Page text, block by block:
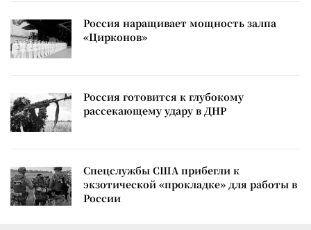
Россия наращивает мощность залпа
«Цирконов»
Россия готовится к глубокому
рассекающему удару в ДНР
Спецслужбы США прибегли к
экзотической «прокладке» для работы в
России